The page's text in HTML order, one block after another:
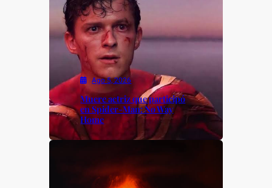
Ago 5, 2026
Muere actriz que participó
en Spider-Man: No Way
Home